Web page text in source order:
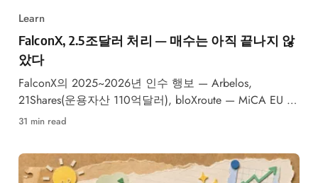
Learn
FalconX, 2.5조달러 처리 — 매수는 아직 끝나지 않
았다
FalconX의 2025~2026년 인수 행보 — Arbelos,
21Shares(운용자산 110억달러), bloXroute — MiCA EU 승
인과 의미
31 min read